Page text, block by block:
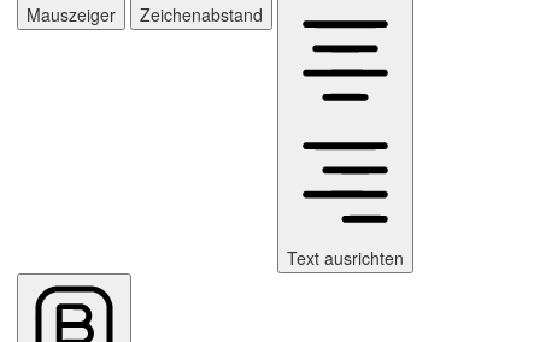
Mauszeiger Zeichenabstand
Text ausrichten